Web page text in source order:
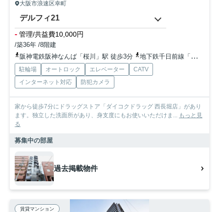
大阪市浪速区幸町
デルフィ21
- 管理/共益費10,000円
/築36年 /8階建
阪神電鉄阪神なんば「桜川」駅 徒歩3分
地下鉄千日前線「西長堀」駅 徒歩10分
駐輪場 オートロック エレベーター
CATV
インターネット対応
防犯カメラ
家から徒歩7分にドラッグストア「ダイコクドラッグ 西長堀店」があり
ます。独立した洗面所があり、身支度にもお使いいただけま... もっと見
る
募集中の部屋
過去掲載物件
賃貸マンション